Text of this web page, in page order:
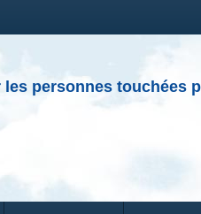
personnes touchées